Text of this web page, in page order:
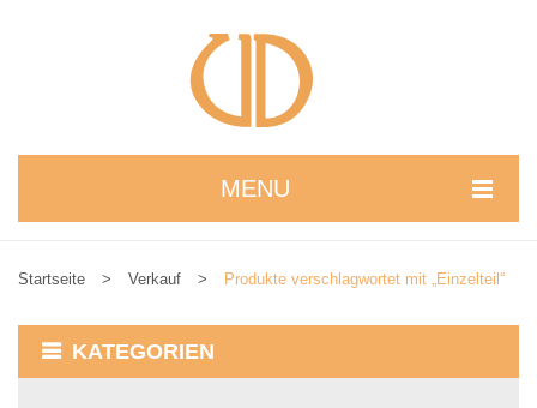
MENU
NEUIGKEITEN
Startseite > Verkauf > Produkte verschlagwortet mit „Einzelteil“
KATEGORIEN